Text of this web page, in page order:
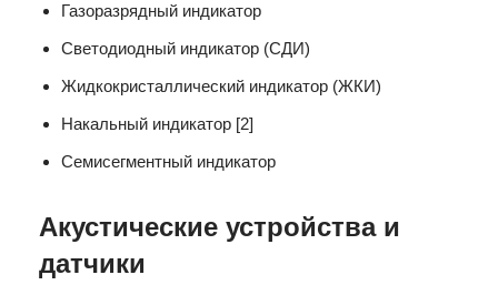
Газоразрядный индикатор
Светодиодный индикатор (СДИ)
Жидкокристаллический индикатор (ЖКИ)
Накальный индикатор [2]
Семисегментный индикатор
Акустические устройства и
датчики